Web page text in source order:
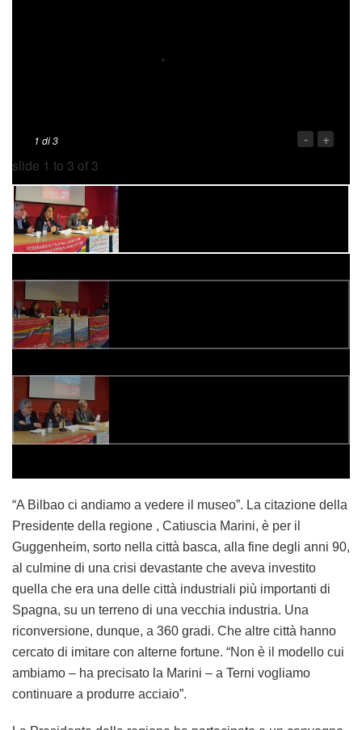
- +
“A Bilbao ci andiamo a vedere il museo”. La citazione della
Presidente della regione , Catiuscia Marini, è per il
Guggenheim, sorto nella città basca, alla fine degli anni 90,
al culmine di una crisi devastante che aveva investito
Spagna, su un terreno di una vecchia industria. Una
riconversione, dunque, a 360 gradi. Che altre città hanno
cercato di imitare con alterne fortune. “Non è il modello cui
ambiamo – ha precisato la Marini – a Terni vogliamo
La Presidente della regione ha partecipato a un convegno
organizzato dalla Filctem-CGIL sulle prospettive e i progetti
per il polo chimico di Terni. “Tutti pensavano quando è
entrata in crisi Basell che ci saremmo trovati difronte a una
deindustrializzazione del polo chimico – ha detto la Marini
– oggi la presenza di Novamont, di Beaulieu, le scelte fatte
da Tarkett e Treofan segnano un punto importante sul
futuro, seppur diverso, del polo chimico che vede una
presenza produttiva e occupazionale e di imprese
altamente competitive , che hanno mercati, che hanno